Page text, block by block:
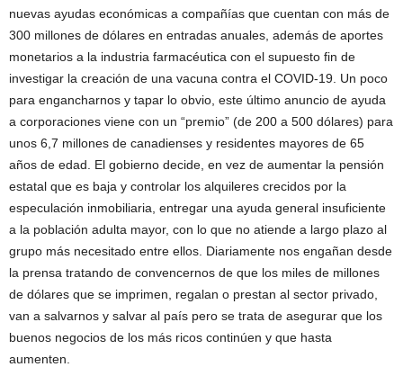
nuevas ayudas económicas a compañías que cuentan con más de
300 millones de dólares en entradas anuales, además de aportes
monetarios a la industria farmacéutica con el supuesto fin de
investigar la creación de una vacuna contra el COVID-19. Un poco
para engancharnos y tapar lo obvio, este último anuncio de ayuda
a corporaciones viene con un “premio” (de 200 a 500 dólares) para
unos 6,7 millones de canadienses y residentes mayores de 65
años de edad. El gobierno decide, en vez de aumentar la pensión
estatal que es baja y controlar los alquileres crecidos por la
especulación inmobiliaria, entregar una ayuda general insuficiente
a la población adulta mayor, con lo que no atiende a largo plazo al
grupo más necesitado entre ellos. Diariamente nos engañan desde
la prensa tratando de convencernos de que los miles de millones
de dólares que se imprimen, regalan o prestan al sector privado,
van a salvarnos y salvar al país pero se trata de asegurar que los
buenos negocios de los más ricos continúen y que hasta
aumenten.